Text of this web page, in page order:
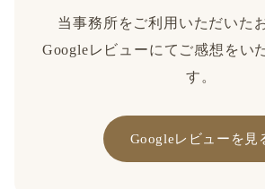
当事務所をご利用いただいた
Googleレビューにてご感想をい
す。
Googleレビューを見